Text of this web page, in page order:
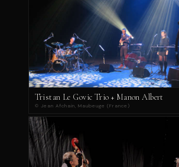
Tristan Le Govic Trio + Manon Albert
© Jean Afchain, Maubeuge (France)